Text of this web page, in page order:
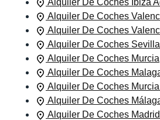
Alquiler De Coches Ibiza
Alquiler De Coches
Alquiler De Coches
Alquiler De Coches
Alquiler De Coches Murcia
Alquiler De Coches
Alquiler De Coches
Alquiler De Coches
Alquiler De Coches